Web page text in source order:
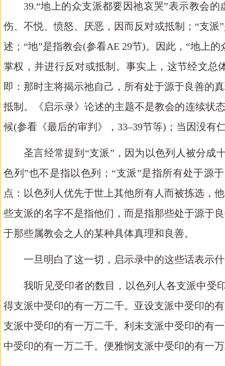
39.“地上的众支派都要因祂哀哭”表示教会
伤、不悦、愤怒、厌恶，因而反对或抵制；“支
述；“地”是指教会(参看AE 29节)。因此，“地上
掌权，并进行反对或抵制。事实上，这节经文
即：那时主将揭示祂自己，所有处于源于良善的
抵制。《启示录》论述的主题不是教会的连续状
候(参看《最后的审判》，33–39节等)；当因没有
圣言经常提到 “支派”，因为以色列人被分成
色列”也不是指以色列；“支派”是指所有处于源
点：以色列人优先于世上其他所有人而被拣选，
些支派的名字不是指他们，而是指那些处于源于
于那些属教会之人的某种具体真理和良善。
一旦明白了这一切，启示录中的这些话表示
我听见受印者的数目，以色列人各支派中受
得支派中受印的有一万二千。亚设支派中受印的
支派中受印的有一万二千。利未支派中受印的有
中受印的有一万二千。便雅悯支派中受印的有一